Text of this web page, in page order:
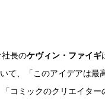
社長のケヴィン・ファイギ
いて、「このアイデアは最
コミックのクリエイター